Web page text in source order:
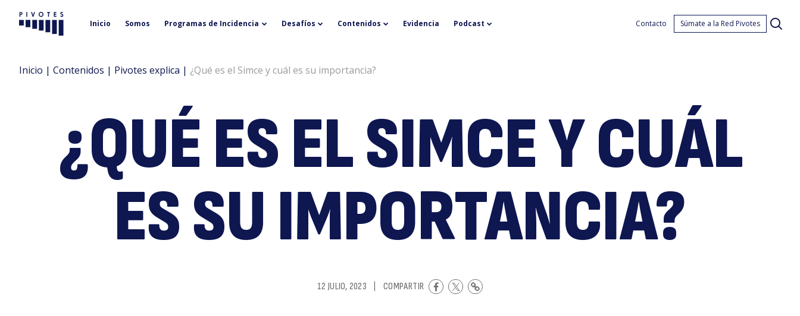
¿Qué
es
Pivotes Inicio Somos Programas de Incidencia Desafíos Contenidos Evidencia Podcast Contacto Súmate a la Red Pivotes
Inicio | Contenidos | Pivotes explica | ¿Qué es el Simce y cuál es su importancia?
¿QUÉ ES EL SIMCE Y CUÁL
ES SU IMPORTANCIA?
12 JULIO, 2023 COMPARTIR